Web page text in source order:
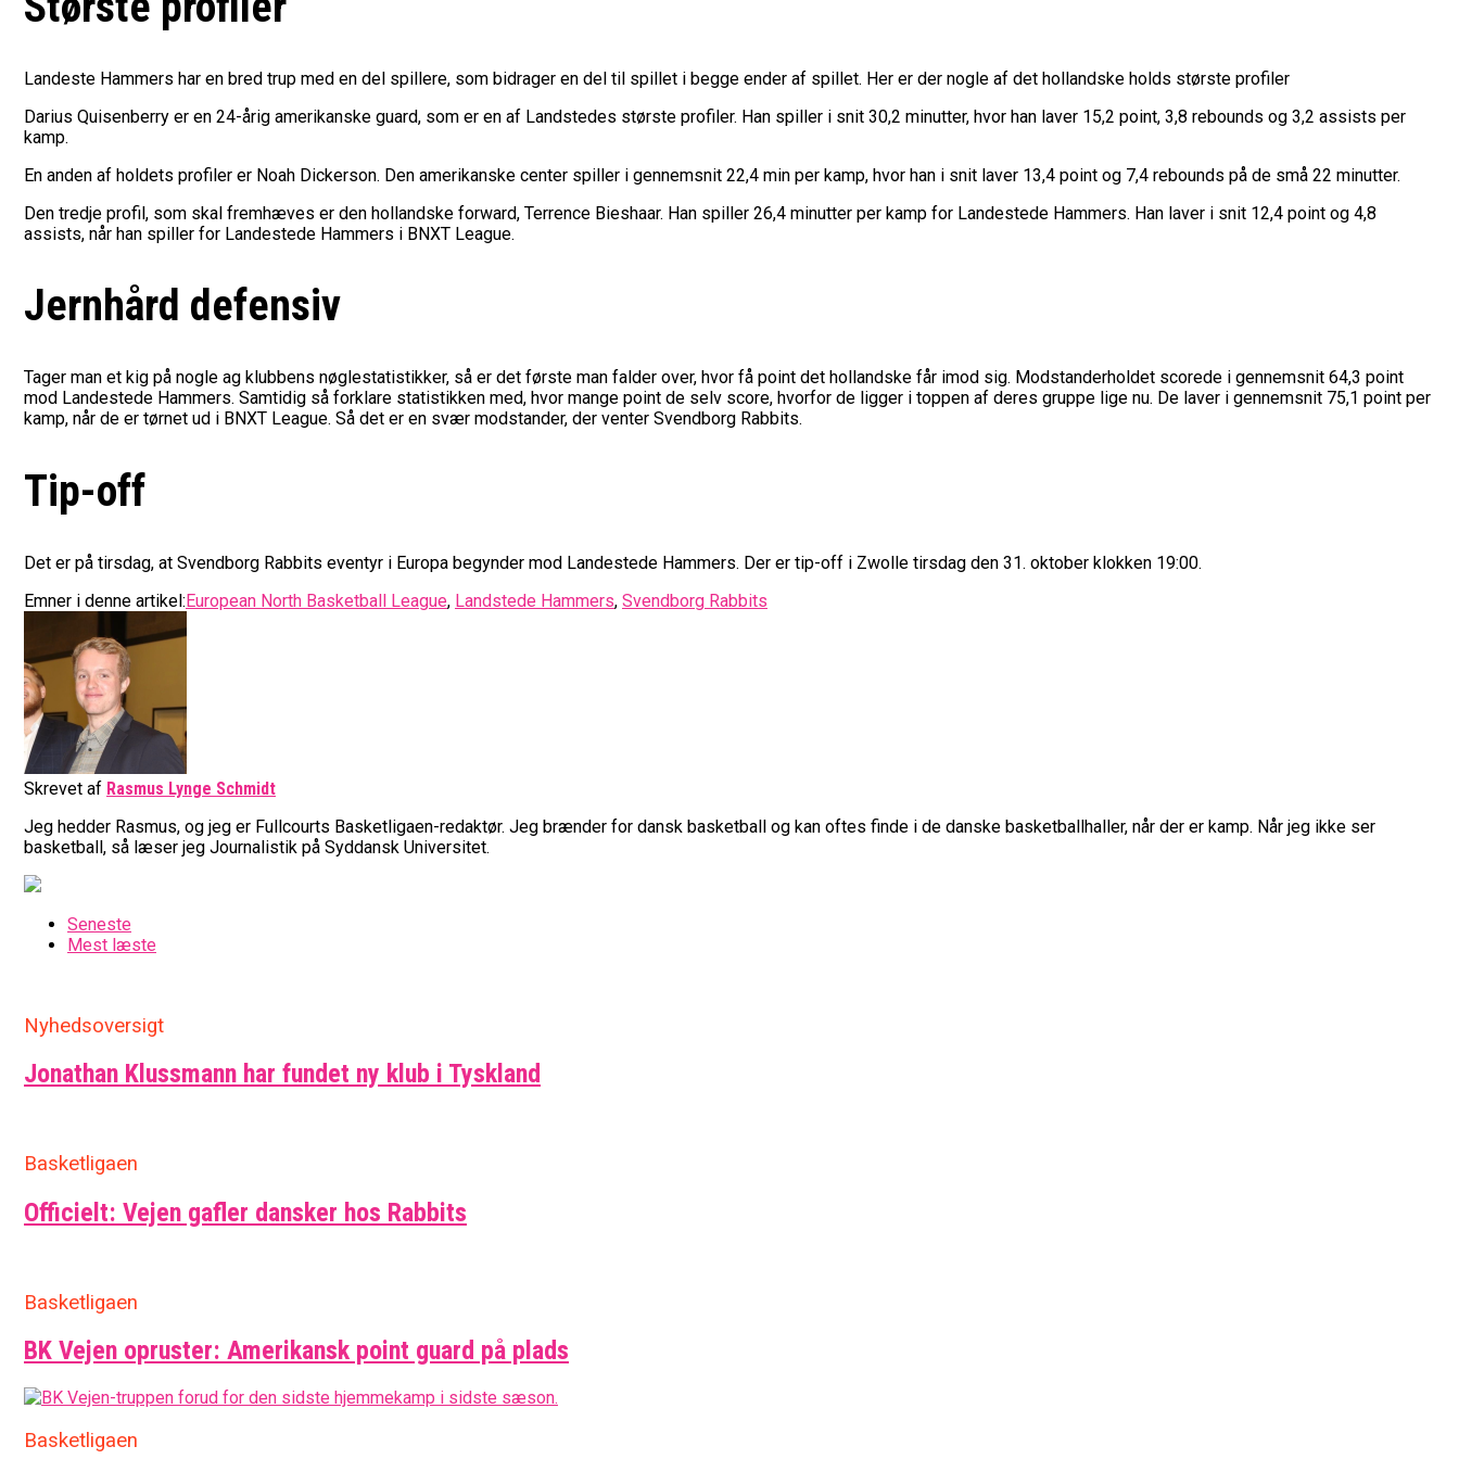
Landeste Hammers har en bred trup med en del spillere, som bidrager en del til spillet i begge ender af spillet. Her er der nogle af det hollandske holds største profiler
Darius Quisenberry er en 24-årig amerikanske guard, som er en af Landstedes største profiler. Han spiller i snit 30,2 minutter, hvor han laver 15,2 point, 3,8 rebounds og 3,2 assists per
kamp.
En anden af holdets profiler er Noah Dickerson. Den amerikanske center spiller i gennemsnit 22,4 min per kamp, hvor han i snit laver 13,4 point og 7,4 rebounds på de små 22 minutter.
Den tredje profil, som skal fremhæves er den hollandske forward, Terrence Bieshaar. Han spiller 26,4 minutter per kamp for Landestede Hammers. Han laver i snit 12,4 point og 4,8
assists, når han spiller for Landestede Hammers i BNXT League.
Jernhård defensiv
Tager man et kig på nogle ag klubbens nøglestatistikker, så er det første man falder over, hvor få point det hollandske får imod sig. Modstanderholdet scorede i gennemsnit 64,3 point
mod Landestede Hammers. Samtidig så forklare statistikken med, hvor mange point de selv score, hvorfor de ligger i toppen af deres gruppe lige nu. De laver i gennemsnit 75,1 point per
kamp, når de er tørnet ud i BNXT League. Så det er en svær modstander, der venter Svendborg Rabbits.
Tip-off
Det er på tirsdag, at Svendborg Rabbits eventyr i Europa begynder mod Landestede Hammers. Der er tip-off i Zwolle tirsdag den 31. oktober klokken 19:00.
Emner i denne artikel:European North Basketball League, Landstede Hammers, Svendborg Rabbits
Skrevet af Rasmus Lynge Schmidt
Jeg hedder Rasmus, og jeg er Fullcourts Basketligaen-redaktør. Jeg brænder for dansk basketball og kan oftes finde i de danske basketballhaller, når der er kamp. Når jeg ikke ser
basketball, så læser jeg Journalistik på Syddansk Universitet.
Seneste
Mest læste
Nyhedsoversigt
Jonathan Klussmann har fundet ny klub i Tyskland
Basketligaen
Officielt: Vejen gafler dansker hos Rabbits
Basketligaen
BK Vejen opruster: Amerikansk point guard på plads
Basketligaen